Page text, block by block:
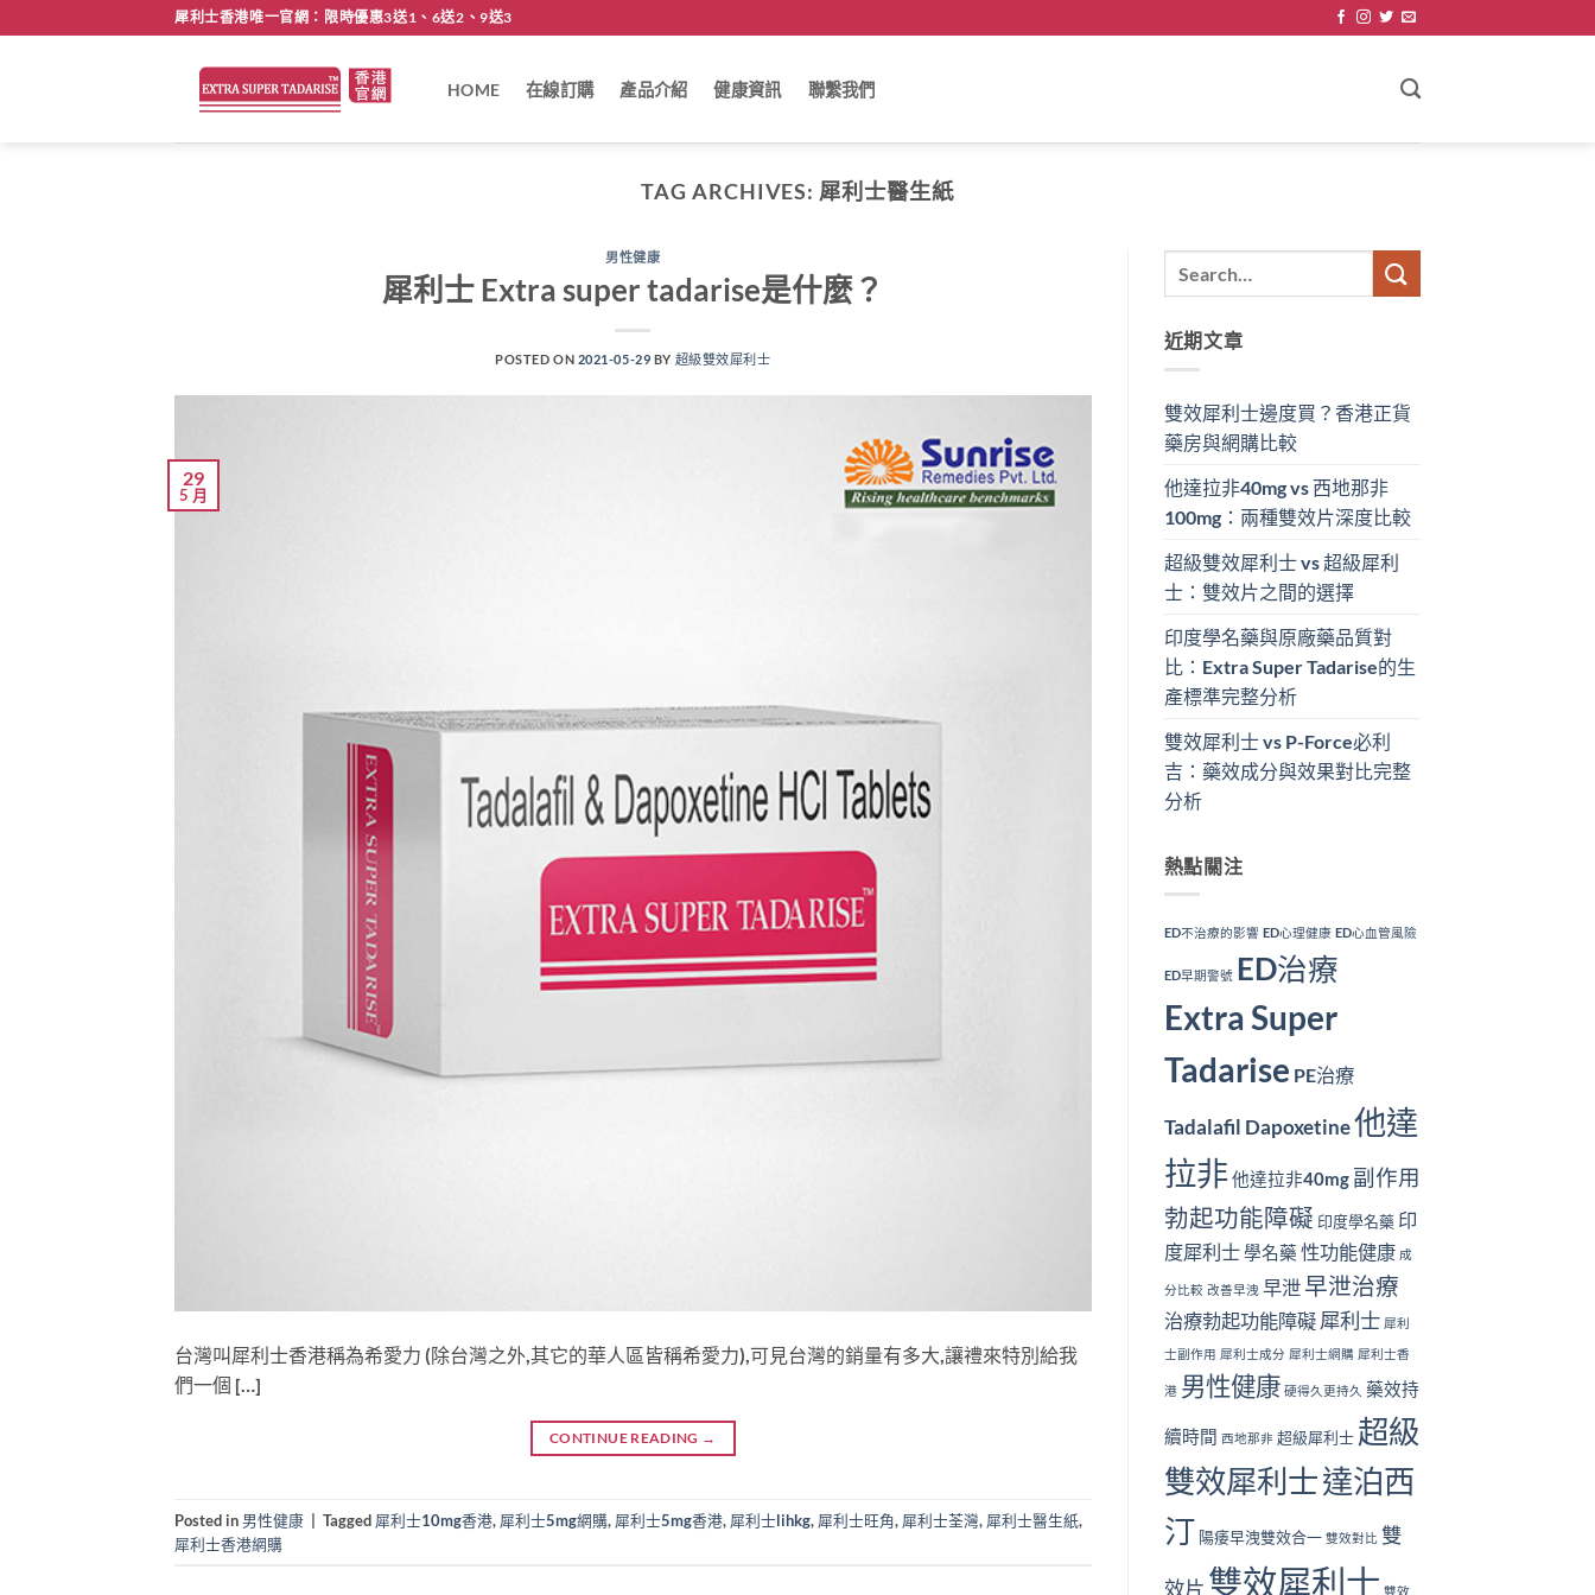
犀利士香港唯一官網：限時優惠3送1、6送2、9送3
HOME 在線訂購 產品介紹 健康資訊 聯繫我們
TAG ARCHIVES: 犀利士醫生紙
男性健康
犀利士 Extra super tadarise是什麼？
POSTED ON 2021-05-29 BY 超級雙效犀利士
29
5 月
台灣叫犀利士香港稱為希愛力 (除台灣之外,其它的華人區皆稱希愛力),可見台灣的銷量有多大,讓禮來特別給我
們一個 […]
CONTINUE READING →
Posted in 男性健康 Tagged 犀利士10mg香港, 犀利士5mg網購, 犀利士5mg香港, 犀利士lihkg, 犀利士旺角, 犀利士荃灣, 犀利士醫生紙,
犀利士香港網購
近期文章
雙效犀利士邊度買？香港正貨
藥房與網購比較
他達拉非40mg vs 西地那非
100mg：兩種雙效片深度比較
超級雙效犀利士 vs 超級犀利
士：雙效片之間的選擇
印度學名藥與原廠藥品質對
比：Extra Super Tadarise的生
產標準完整分析
雙效犀利士 vs P-Force必利
吉：藥效成分與效果對比完整
分析
熱點關注
ED不治療的影響 ED心理健康 ED心血管風險
ED早期警號 ED治療
Extra Super
Tadarise PE治療
Tadalafil Dapoxetine他達
拉非他達拉非40mg 副作用
勃起功能障礙 印度學名藥 印
度犀利士學名藥 性功能健康 成
分比較 改善早洩 早泄 早泄治療
治療勃起功能障礙 犀利士 犀利
士副作用 犀利士成分 犀利士網購 犀利士香
港 男性健康 硬得久更持久 藥效持
續時間 西地那非 超級犀利士 超級
雙效犀利士達泊西
汀 陽痿早洩雙效合一 雙效對比 雙
效片 雙效犀利士 雙效